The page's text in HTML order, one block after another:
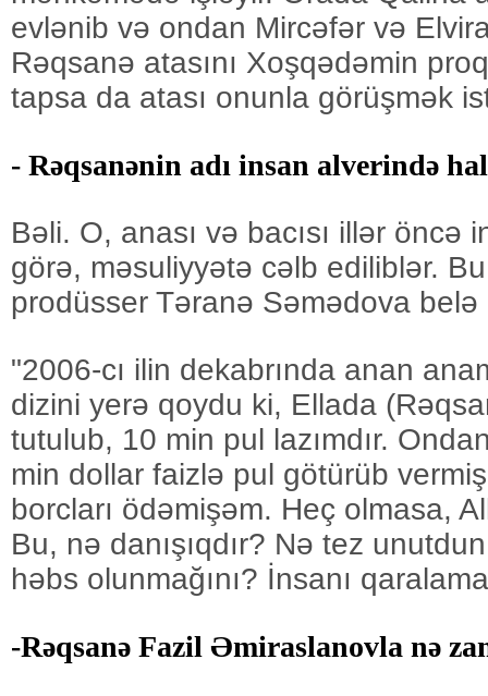
evlənib və ondan Mircəfər və
Rəqsanə atasını Xoşqədəmin
tapsa da atası onunla görüşmək
- Rəqsanənin adı insan alverində
Bəli. O, anası və bacısı illər öncə
görə, məsuliyyətə cəlb ediliblər.
prodüsser Təranə Səmədova belə
"2006-cı ilin dekabrında anan
dizini yerə qoydu ki, Ellada
tutulub, 10 min pul lazımdır.
min dollar faizlə pul götürüb
borcları ödəmişəm. Heç olmasa,
Bu, nə danışıqdır? Nə tez
həbs olunmağını? İnsanı
-Rəqsanə Fazil Əmiraslanovla nə